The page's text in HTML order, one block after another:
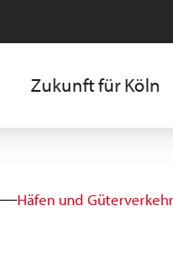
Zukunft für Köln
Häfen und